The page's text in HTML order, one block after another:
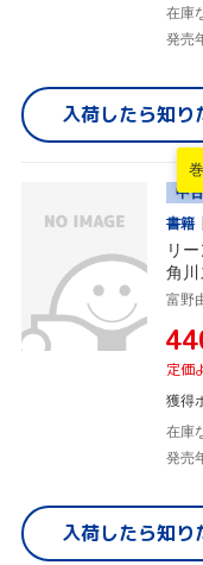
在庫
発売
入荷したら知り
中古
書籍
リ
角川
富野
定価
獲得
在庫
発売
入荷したら知り